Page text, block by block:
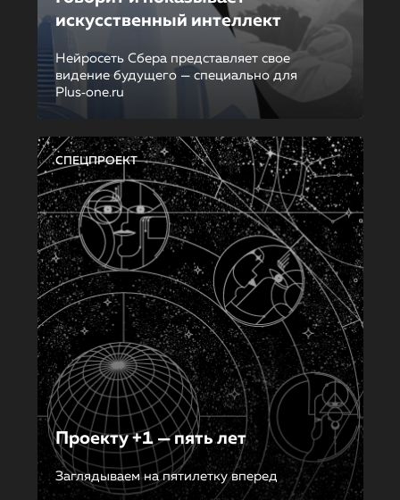
искусственный интеллект
Нейросеть Сбера представляет свое
видение будущего — специально для
Plus‑one.ru
СПЕЦПРОЕКТ
Проекту +1 — пять лет
Заглядываем на пятилетку вперед